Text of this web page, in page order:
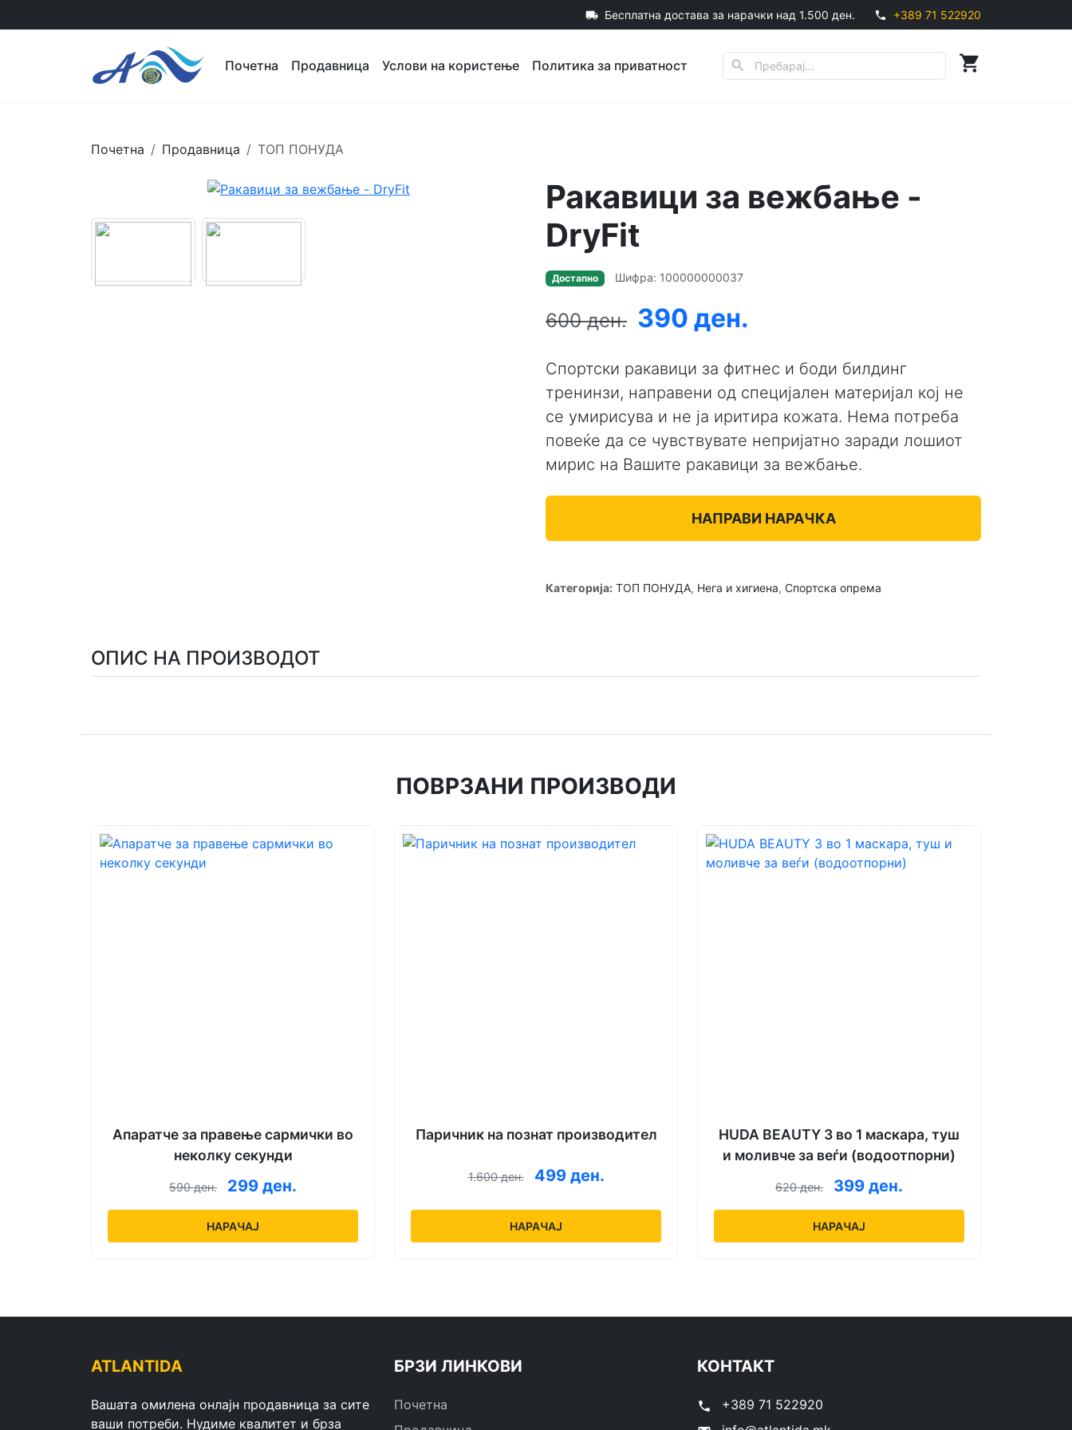
local_shipping Бесплатна достава за нарачки над 1.500 ден. phone +389 71 522920
Почетна Продавница Услови на користење Политика за приватност search shopping_cart
Почетна Продавница ТОП ПОНУДА
Ракавици за вежбање -
DryFit
Достапно Шифра: 100000000037
600 ден. 390 ден.
Спортски ракавици за фитнес и боди билдинг
тренинзи, направени од специјален материјал кој не
се умирисува и не ја иритира кожата. Нема потреба
повеќе да се чувствувате непријатно заради лошиот
мирис на Вашите ракавици за вежбање.
НАПРАВИ НАРАЧКА
Категорија: ТОП ПОНУДА, Нега и хигиена, Спортска опрема
ОПИС НА ПРОИЗВОДОТ
ПОВРЗАНИ ПРОИЗВОДИ
Апаратче за правење сармички во
неколку секунди
590 ден. 299 ден.
НАРАЧАЈ
Паричник на познат производител
1.600 ден. 499 ден.
НАРАЧАЈ
HUDA BEAUTY 3 во 1 маскара, туш
и моливче за веѓи (водоотпорни)
620 ден. 399 ден.
НАРАЧАЈ
ATLANTIDA
Вашата омилена онлајн продавница за сите
ваши потреби. Нудиме квалитет и брза
БРЗИ ЛИНКОВИ
Почетна
КОНТАКТ
phone +389 71 522920